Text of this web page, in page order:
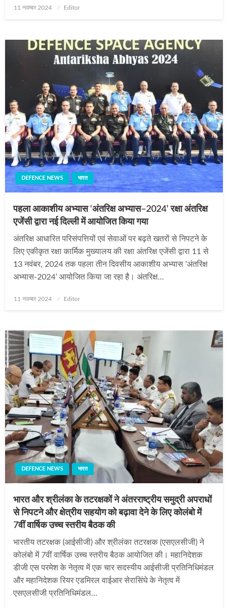
Posted
11 नवम्बर 2024 Editor
DEFENCE NEWS भारत
पहला आकाशीय अभ्यास ‘अंतरिक्ष अभ्यास–2024’ रक्षा अंतरिक्ष
एजेंसी द्वारा नई दिल्ली में आयोजित किया गया
अंतरिक्ष आधारित परिसंपत्तियों एवं सेवाओं पर बढ़ते खतरों से निपटने के
लिए एकीकृत रक्षा कार्मिक मुख्यालय की रक्षा अंतरिक्ष एजेंसी द्वारा 11 से
13 नवंबर, 2024 तक पहला तीन दिवसीय आकाशीय अभ्यास ‘अंतरिक्ष
अभ्यास-2024’ आयोजित किया जा रहा है। अंतरिक्ष…
Posted
11 नवम्बर 2024 Editor
DEFENCE NEWS भारत
भारत और श्रीलंका के तटरक्षकों ने अंतरराष्ट्रीय समुद्री अपराधों
से निपटने और क्षेत्रीय सहयोग को बढ़ावा देने के लिए कोलंबो में
7वीं वार्षिक उच्च स्तरीय बैठक की
भारतीय तटरक्षक (आईसीजी) और श्रीलंका तटरक्षक (एसएलसीजी) ने
कोलंबो में 7वीं वार्षिक उच्च स्तरीय बैठक आयोजित की। महानिदेशक
डीजी एस परमेश के नेतृत्व में एक चार सदस्यीय आईसीजी प्रतिनिधिमंडल
और महानिदेशक रियर एडमिरल वाईआर सेरासिंघे के नेतृत्व में
एसएलसीजी प्रतिनिधिमंडल…